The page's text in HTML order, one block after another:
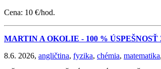
Cena: 10 €/hod.
MARTIN A OKOLIE - 100 %
8.6. 2026, angličtina, fyzika, chémia, matematika,